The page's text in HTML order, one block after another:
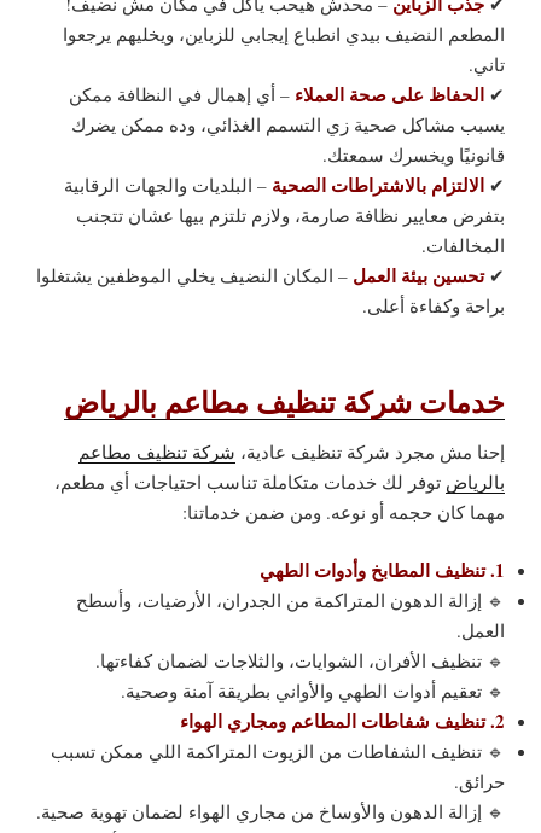
المطعم النضيف بيدي انطباع إيجابي للزباين، ويخليهم يرجعوا
تاني.
✔ الحفاظ على صحة العملاء – أي إهمال في النظافة ممكن
يسبب مشاكل صحية زي التسمم الغذائي، وده ممكن يضرك
قانونيًا ويخسرك سمعتك.
✔ الالتزام بالاشتراطات الصحية – البلديات والجهات الرقابية
بتفرض معايير نظافة صارمة، ولازم تلتزم بيها عشان تتجنب
المخالفات.
✔تحسين بيئة العمل – المكان النضيف يخلي الموظفين يشتغلوا
براحة وكفاءة أعلى.
خدمات شركة تنظيف مطاعم بالرياض
إحنا مش مجرد شركة تنظيف عادية، شركة تنظيف مطاعم
بالرياض توفر لك خدمات متكاملة تناسب احتياجات أي مطعم،
مهما كان حجمه أو نوعه. ومن ضمن خدماتنا:
1. تنظيف المطابخ وأدوات الطهي
🔹 إزالة الدهون المتراكمة من الجدران، الأرضيات، وأسطح
العمل.
🔹 تنظيف الأفران، الشوايات، والثلاجات لضمان كفاءتها.
🔹 تعقيم أدوات الطهي والأواني بطريقة آمنة وصحية.
2. تنظيف شفاطات المطاعم ومجاري الهواء
🔹 تنظيف الشفاطات من الزيوت المتراكمة اللي ممكن تسبب
حرائق.
🔹 إزالة الدهون والأوساخ من مجاري الهواء لضمان تهوية صحية.